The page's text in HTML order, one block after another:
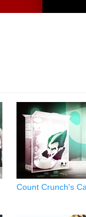
Count Crunch's